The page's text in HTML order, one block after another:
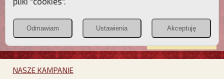
Christiana
POZNAJ APOSTOLAT FATIMY WESPRZYJ
NAS
NASZE KAMPANIE
Odmawiam Ustawienia Akceptuję